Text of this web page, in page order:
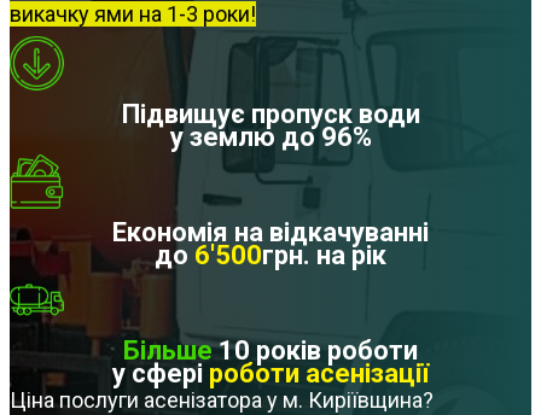
викачку ями на 1-3 роки!
Підвищує пропуск води
у землю до 96%
Економія на відкачуванні
до 6'500грн. на рік
Більше10 років роботи
у сфері роботи асенізації
Ціна послуги асенізатора у м. Киріївщина?